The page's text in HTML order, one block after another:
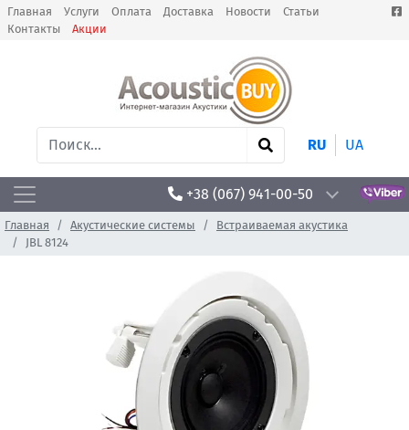
Главная Услуги Оплата Доставка Новости
Статьи
Контакты
Акции
RU UA
+38 (067) 941-00-50
Главная Акустические системы
Встраиваемая акустика
JBL 8124